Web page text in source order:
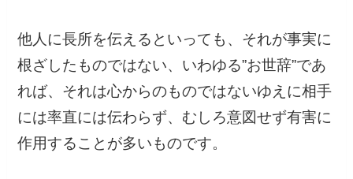
他人に長所を伝えるといっても、それが事実に
根ざしたものではない、いわゆる”お世辞”であ
れば、それは心からのものではないゆえに相手
には率直には伝わらず、むしろ意図せず有害に
作用することが多いものです。